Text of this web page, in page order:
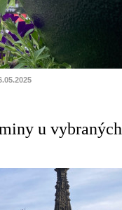
u vybraných